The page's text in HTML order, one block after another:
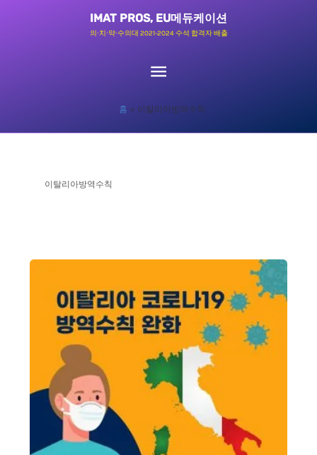
IMAT PROS, EU메듀케이션
의∙치∙약∙수의대 2021-2024 수석 합격자 배출
메
뉴
홈 이탈리아방역수칙
이탈리아방역수칙